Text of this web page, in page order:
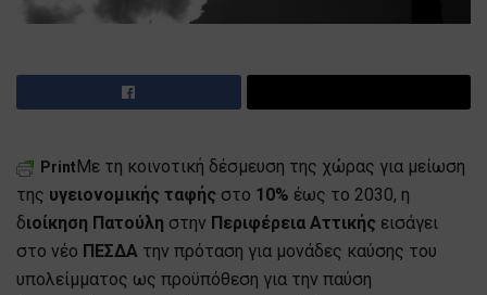
PrintΜε τη κοινοτική δέσμευση της χώρας για μείωση
της υγειονομικής ταφής στο 10% έως το 2030, η
διοίκηση Πατούλη στην Περιφέρεια Αττικής εισάγει
στο νέο ΠΕΣΔΑ την πρόταση για μονάδες καύσης του
υπολείμματος ως προϋπόθεση για την παύση